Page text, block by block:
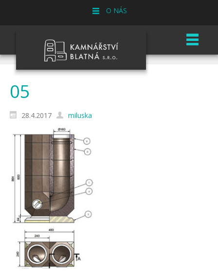
O NÁS
05
28.4.2017 miluska